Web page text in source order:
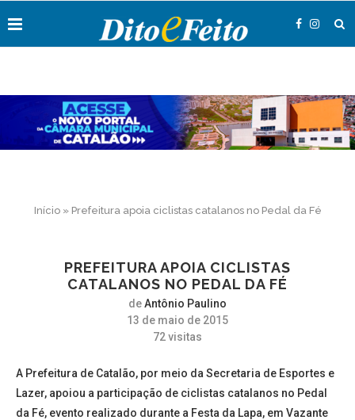
Início» Prefeitura apoia ciclistas catalanos no Pedal da Fé
PREFEITURA APOIA CICLISTAS
CATALANOS NO PEDAL DA FÉ
deAntônio Paulino
13 de maio de 2015
72visitas
A Prefeitura de Catalão, por meio da Secretaria de Esportes e
Lazer, apoiou a participação de ciclistas catalanos no Pedal
da Fé, evento realizado durante a Festa da Lapa, em Vazante